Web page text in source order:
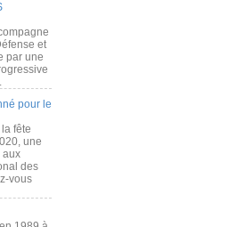
et
par une
pour le
fête
une
aux
des
vous